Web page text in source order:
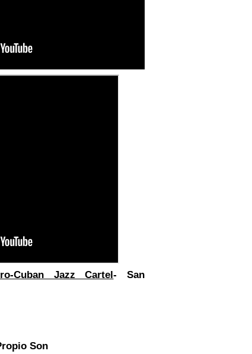
Cuban Jazz Cartel- San
Son